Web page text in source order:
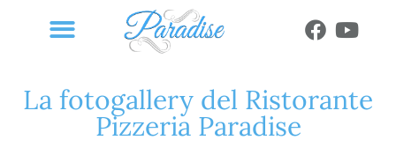
La fotogallery del Ristorante
Pizzeria Paradise